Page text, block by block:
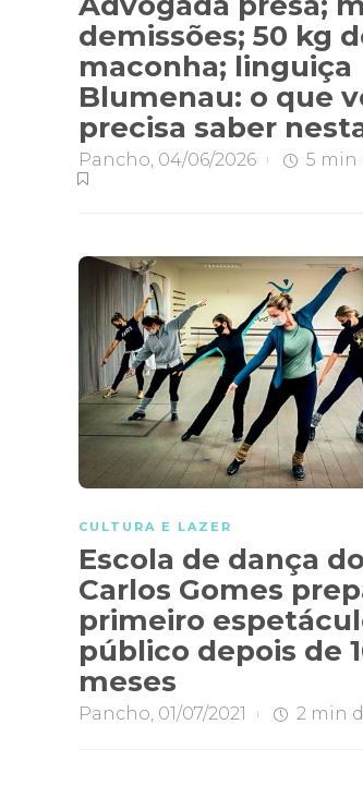
demissões; 50 kg
maconha; linguiça
Blumenau: o que
precisa saber
Pancho 04/06/2026 5 min
CULTURA E LAZER
Escola de dança
Carlos Gomes
primeiro
público depois de
meses
Pancho, 01/07/2021 2 min